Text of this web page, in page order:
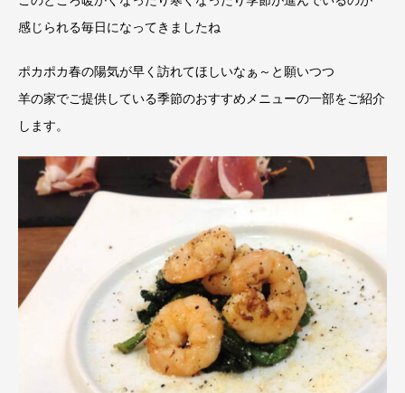
感じられる毎日になってきましたね
ポカポカ春の陽気が早く訪れてほしいなぁ～と願いつつ
羊の家でご提供している季節のおすすめメニューの一部をご紹介
します。